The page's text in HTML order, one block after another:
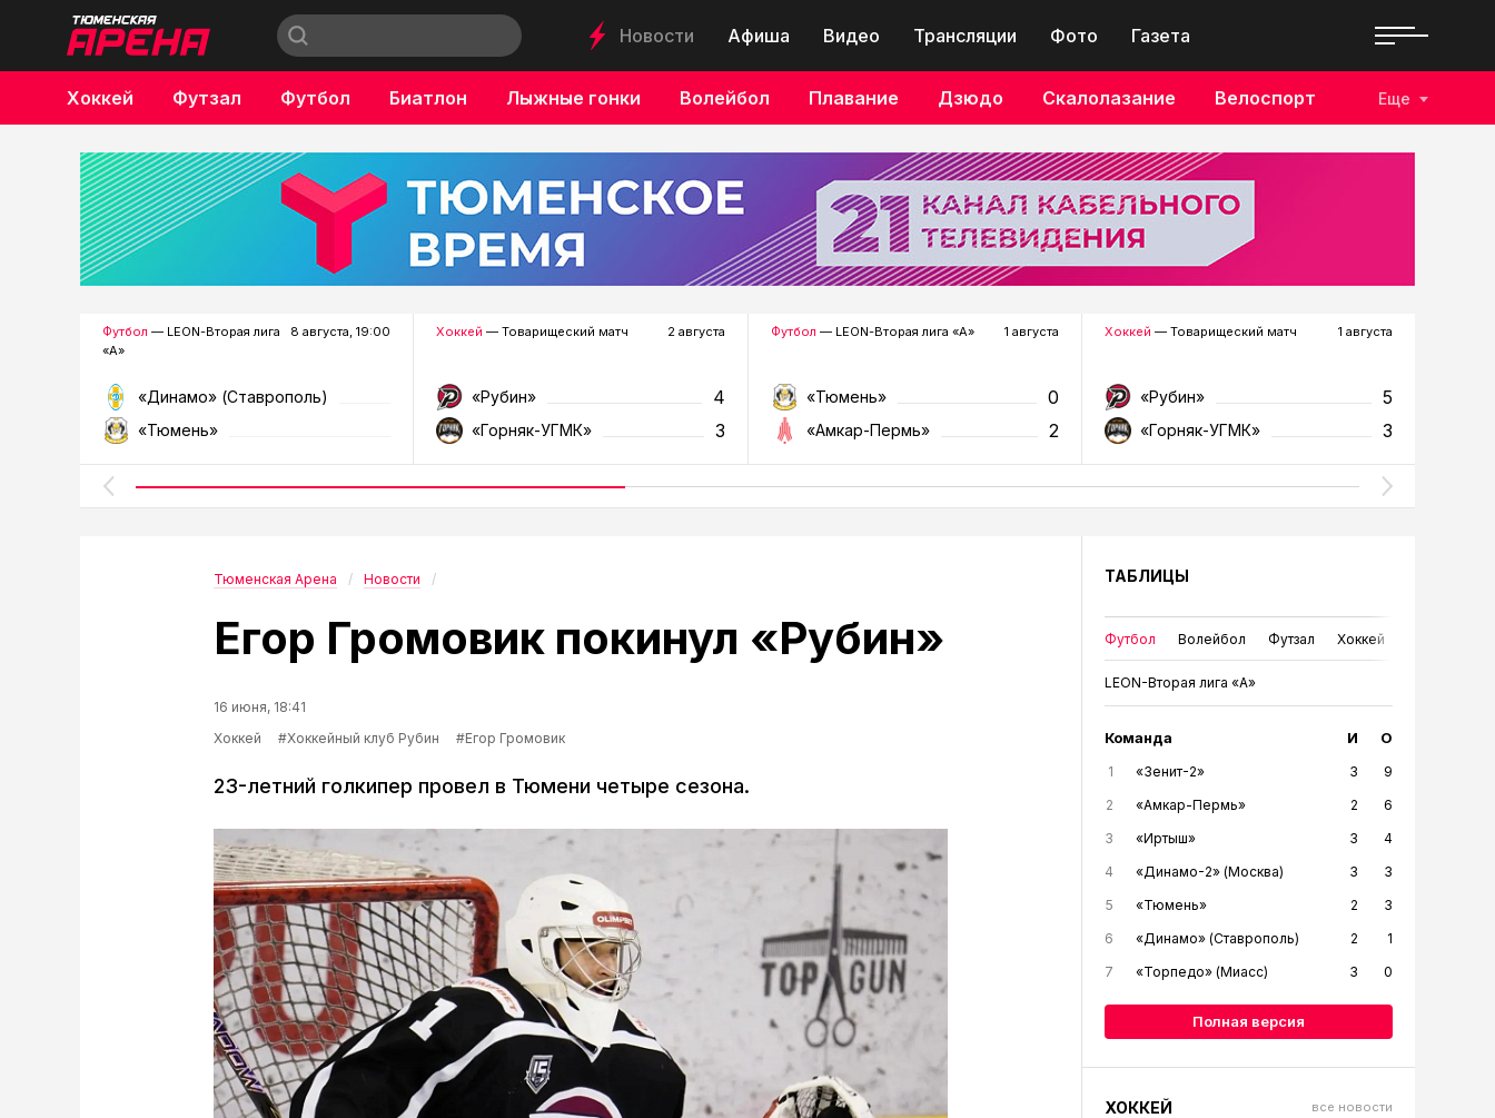
Новости Афиша Видео Трансляции Фото Газета
Хоккей Футзал Футбол Биатлон Лыжные гонки Волейбол Плавание Дзюдо Скалолазание Велоспорт
Бокс
Еще
Футбол — LEON-Вторая лига
«А»
8 августа, 19:00
«Динамо» (Ставрополь)
«Тюмень»
Хоккей — Товарищеский матч 2 августа
«Рубин» 4
«Горняк-УГМК» 3
Футбол — LEON-Вторая лига «А» 1 августа
«Тюмень» 0
«Амкар-Пермь» 2
Хоккей — Товарищеский матч 1 августа
«Рубин» 5
«Горняк-УГМК» 3
Тюменская Арена Новости
Егор Громовик покинул «Рубин»
16 июня, 18:41
Хоккей
#Хоккейный клуб Рубин #Егор Громовик
23-летний голкипер провел в Тюмени четыре сезона.
ТАБЛИЦЫ
Футбол Волейбол Футзал Хоккей
LEON-Вторая лига «А»
Команда И О
1 «Зенит-2» 3
9
2
«Амкар-Пермь» 2
6
3
«Иртыш» 3
4
4
«Динамо-2» (Москва) 3
3
5
«Тюмень» 2
3
6
«Динамо» (Ставрополь) 2
1
7
«Торпедо» (Миасс) 3 0
Полная версия
ХОККЕЙ все новости